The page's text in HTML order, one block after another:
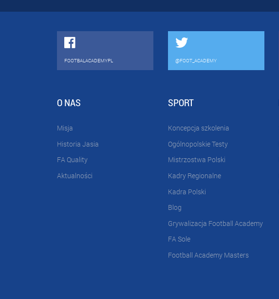
FOOTBALACADEMYPL @FOOT_ACADEMY
O NAS
Misja
Historia Jasia
FA Quality
Aktualności
SPORT
Koncepcja szkolenia
Ogólnopolskie Testy
Mistrzostwa Polski
Kadry Regionalne
Kadra Polski
Blog
Grywalizacja Football Academy
FA Sole
Football Academy Masters